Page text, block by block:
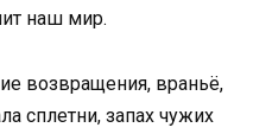
наш мир.
возвращения, враньё,
сплетни, запах чужих